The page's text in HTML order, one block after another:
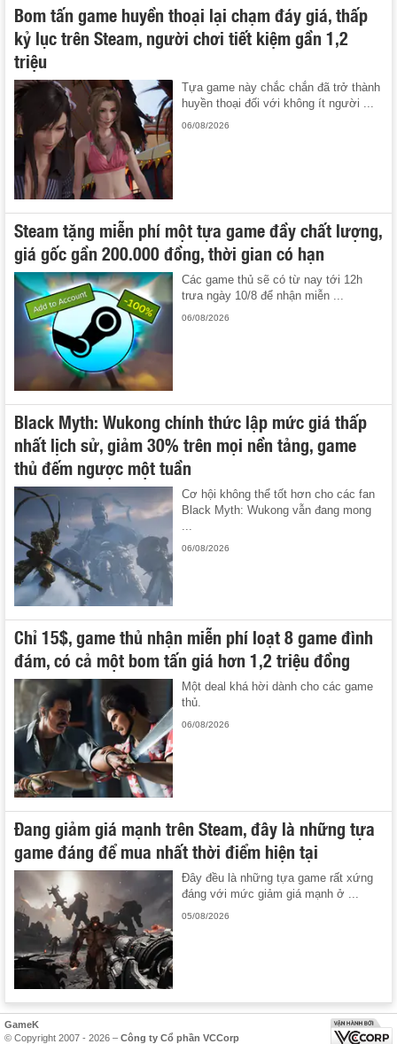
Bom tấn game huyền thoại lại chạm đáy giá, thấp
kỷ lục trên Steam, người chơi tiết kiệm gần 1,2
triệu
Tựa game này chắc chắn đã trở thành
huyền thoại đối với không ít người ...
06/08/2026
Steam tặng miễn phí một tựa game đầy chất lượng,
giá gốc gần 200.000 đồng, thời gian có hạn
Các game thủ sẽ có từ nay tới 12h
trưa ngày 10/8 để nhận miễn ...
06/08/2026
Black Myth: Wukong chính thức lập mức giá thấp
nhất lịch sử, giảm 30% trên mọi nền tảng, game
thủ đếm ngược một tuần
Cơ hội không thể tốt hơn cho các fan
Black Myth: Wukong vẫn đang mong
...
06/08/2026
Chỉ 15$, game thủ nhận miễn phí loạt 8 game đình
đám, có cả một bom tấn giá hơn 1,2 triệu đồng
Một deal khá hời dành cho các game
thủ.
06/08/2026
Đang giảm giá mạnh trên Steam, đây là những tựa
game đáng để mua nhất thời điểm hiện tại
Đây đều là những tựa game rất xứng
đáng với mức giảm giá mạnh ở ...
05/08/2026
GameK
© Copyright 2007 - 2026 – Công ty Cổ phần VCCorp